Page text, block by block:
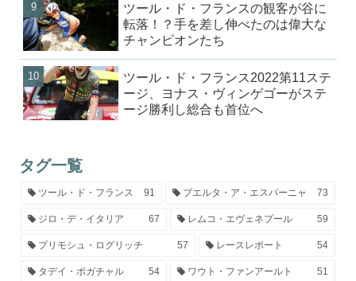
ツール・ド・フランスの観客が谷に
転落！？手を差し伸べたのは偉大な
チャンピオンたち
ツール・ド・フランス2022第11ステ
ージ、ヨナス・ヴィンゲゴーがステ
ージ勝利し総合も首位へ
タグ一覧
ツール・ド・フランス 91 ブエルタ・ア・エスパーニャ 73
ジロ・デ・イタリア 67 レムコ・エヴェネプール 59
プリモシュ・ログリッチ 57 レースレポート 54
タデイ・ポガチャル 54 ワウト・ファンアールト 51